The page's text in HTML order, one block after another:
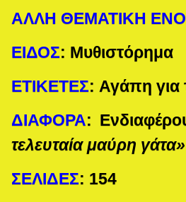
ΑΛΛΗ ΘΕΜΑΤΙΚΗ
ΕΙΔΟΣ: Μυθιστόρημα
ΕΤΙΚΕΤΕΣ: Αγάπη για
ΔΙΑΦΟΡΑ:
τελευταία μαύρη
ΣΕΛΙΔΕΣ: 154